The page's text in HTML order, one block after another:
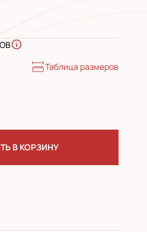
Таблица размеров
В КОРЗИНУ